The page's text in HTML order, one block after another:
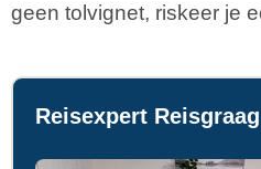
geen tolvignet, riskeer je
Reisexpert